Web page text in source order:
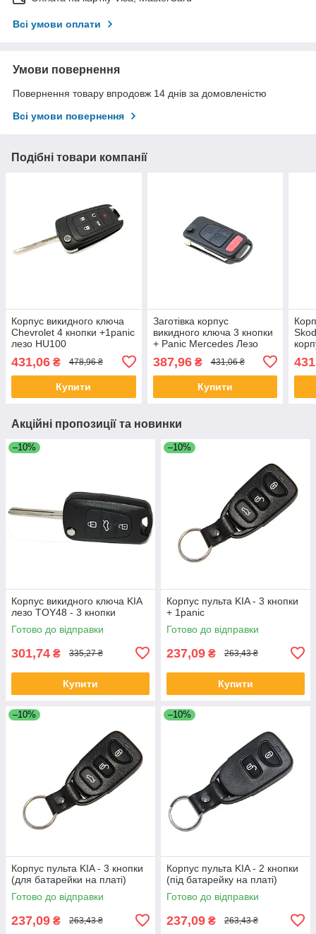
Всі умови оплати
Умови повернення
Повернення товару впродовж 14 днів за домовленістю
Всі умови повернення
Подібні товари компанії
Корпус викидного ключа
Chevrolet 4 кнопки +1panic
лезо HU100
431,06 ₴ 478,96 ₴
Купити
Заготівка корпус
викидного ключа 3 кнопки
+ Panic Mercedes Лезо
387,96₴ 431,06 ₴
Купити
Акційні пропозиції та новинки
–10%
Корпус викидного ключа KIA
лезо TOY48 - 3 кнопки
Готово до відправки
301,74 ₴ 335,27 ₴
Купити
–10%
Корпус пульта KIA - 3 кнопки
+ 1panic
Готово до відправки
237,09 ₴ 263,43 ₴
Купити
–10%
Корпус пульта KIA - 3 кнопки
(для батарейки на платі)
Готово до відправки
237,09 ₴ 263,43 ₴
–10%
Корпус пульта KIA - 2 кнопки
(під батарейку на платі)
Готово до відправки
237,09 ₴ 263,43 ₴